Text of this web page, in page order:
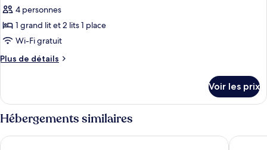
ce
type
de
chambre :
Chambre
4 personnes
1 grand lit et 2 lits 1 place
Wi-Fi gratuit
Plus de détails
Plus
le
type
de
chambre
Chambre
Voir les prix
Hébergements similaires
Guest House Qodwa